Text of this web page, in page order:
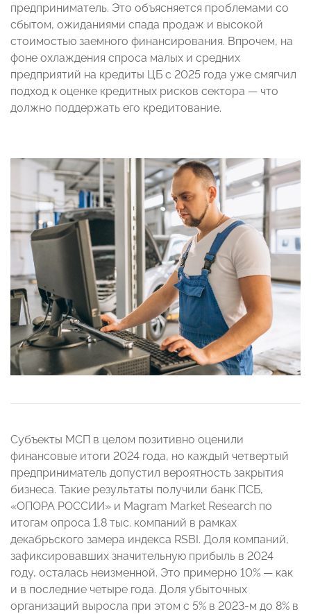
предприниматель. Это объясняется проблемами со
сбытом, ожиданиями спада продаж и высокой
стоимостью заемного финансирования. Впрочем, на
фоне охлаждения спроса малых и средних
предприятий на кредиты ЦБ с 2025 года уже смягчил
подход к оценке кредитных рисков сектора — что
должно поддержать его кредитование.
Субъекты МСП в целом позитивно оценили
финансовые итоги 2024 года, но каждый четвертый
предприниматель допустил вероятность закрытия
бизнеса. Такие результаты получили банк ПСБ,
«ОПОРА РОССИИ» и Magram Market Research по
итогам опроса 1,8 тыс. компаний в рамках
декабрьского замера индекса RSBI. Доля компаний,
зафиксировавших значительную прибыль в 2024
году, осталась неизменной. Это примерно 10% — как
и в последние четыре года. Доля убыточных
организаций выросла при этом с 5% в 2023-м до 8% в